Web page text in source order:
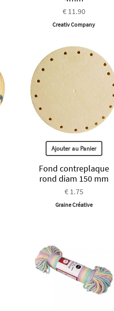
€ 11.90
Creativ Company
Ajouter au Panier
Fond contreplaque
rond diam 150 mm
€ 1.75
Graine Créative